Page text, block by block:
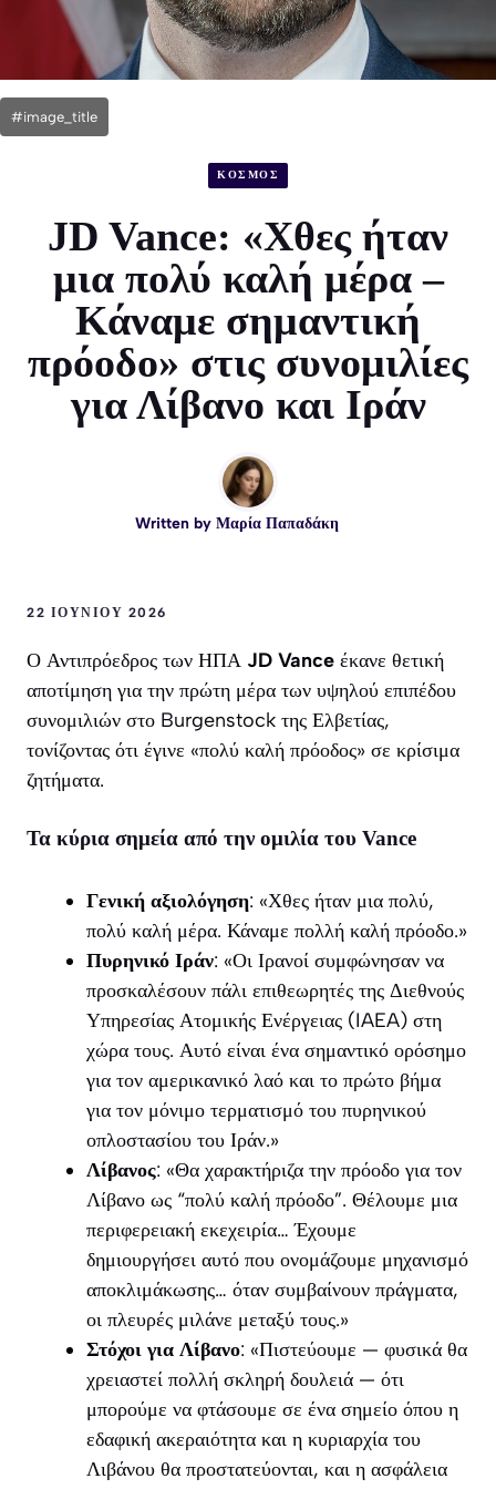
#image_title
ΚΟΣΜΟΣ
JD Vance: «Χθες ήταν
μια πολύ καλή μέρα –
Κάναμε σημαντική
πρόοδο» στις συνομιλίες
για Λίβανο και Ιράν
Written by Μαρία Παπαδάκη
22 ΙΟΥΝΊΟΥ 2026
Ο Αντιπρόεδρος των ΗΠΑ JD Vance έκανε θετική
αποτίμηση για την πρώτη μέρα των υψηλού επιπέδου
συνομιλιών στο Burgenstock της Ελβετίας,
τονίζοντας ότι έγινε «πολύ καλή πρόοδος» σε κρίσιμα
ζητήματα.
Τα κύρια σημεία από την ομιλία του Vance
Γενική αξιολόγηση: «Χθες ήταν μια πολύ,
πολύ καλή μέρα. Κάναμε πολλή καλή πρόοδο.»
Πυρηνικό Ιράν: «Οι Ιρανοί συμφώνησαν να
προσκαλέσουν πάλι επιθεωρητές της Διεθνούς
Υπηρεσίας Ατομικής Ενέργειας (IAEA) στη
χώρα τους. Αυτό είναι ένα σημαντικό ορόσημο
για τον αμερικανικό λαό και το πρώτο βήμα
για τον μόνιμο τερματισμό του πυρηνικού
οπλοστασίου του Ιράν.»
Λίβανος: «Θα χαρακτήριζα την πρόοδο για τον
Λίβανο ως “πολύ καλή πρόοδο”. Θέλουμε μια
περιφερειακή εκεχειρία… Έχουμε
δημιουργήσει αυτό που ονομάζουμε μηχανισμό
αποκλιμάκωσης… όταν συμβαίνουν πράγματα,
οι πλευρές μιλάνε μεταξύ τους.»
Στόχοι για Λίβανο: «Πιστεύουμε — φυσικά θα
χρειαστεί πολλή σκληρή δουλειά — ότι
μπορούμε να φτάσουμε σε ένα σημείο όπου η
εδαφική ακεραιότητα και η κυριαρχία του
Λιβάνου θα προστατεύονται, και η ασφάλεια